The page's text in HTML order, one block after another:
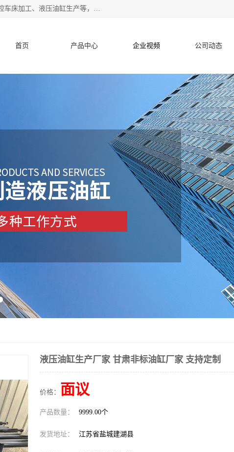
盐城哈特机械有限公司是一家非标油缸厂家，主营业务：非标液压油缸、汽车尾板油缸、cnc数控车床加工、液压油缸生产等，公司已通过了 ISO9000 质、量管理体系认证和 ISO14001、环境管理体系认证,力求成为一家以技术实力著称的多元化机械制造企业。
首页 产品中心 企业视频 公司动态
液压油缸生产厂家 甘肃非标油缸厂家 支持定制
价格： 面议
产品数量： 9999.00个
发货地址： 江苏省盐城建湖县